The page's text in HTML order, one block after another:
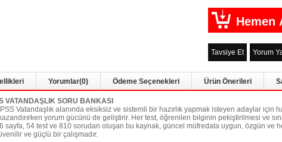
Tavsiye Et Yorum
Yorumlar(0) Ödeme Seçenekleri Ürün Önerileri
VATANDAŞLIK SORU BANKASI
Vatandaşlık alanında eksiksiz ve sistemli bir hazırlık yapmak isteyen adaylar için
yorum gücünü de geliştirir. Her test, öğrenilen bilginin pekiştirilmesi ve
sayfa, 54 test ve 810 sorudan oluşan bu kaynak, güncel müfredata uygun, özgün ve
ve güçlü bir çalışmadır.